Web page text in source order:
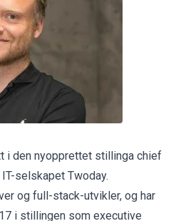
i den nyopprettet stillinga chief
selskapet Twoday.
og full-stack-utvikler, og har
i stillingen som executive